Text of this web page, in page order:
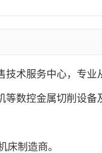
技术服务中心，专业
等数控金属切削设备
床制造商。